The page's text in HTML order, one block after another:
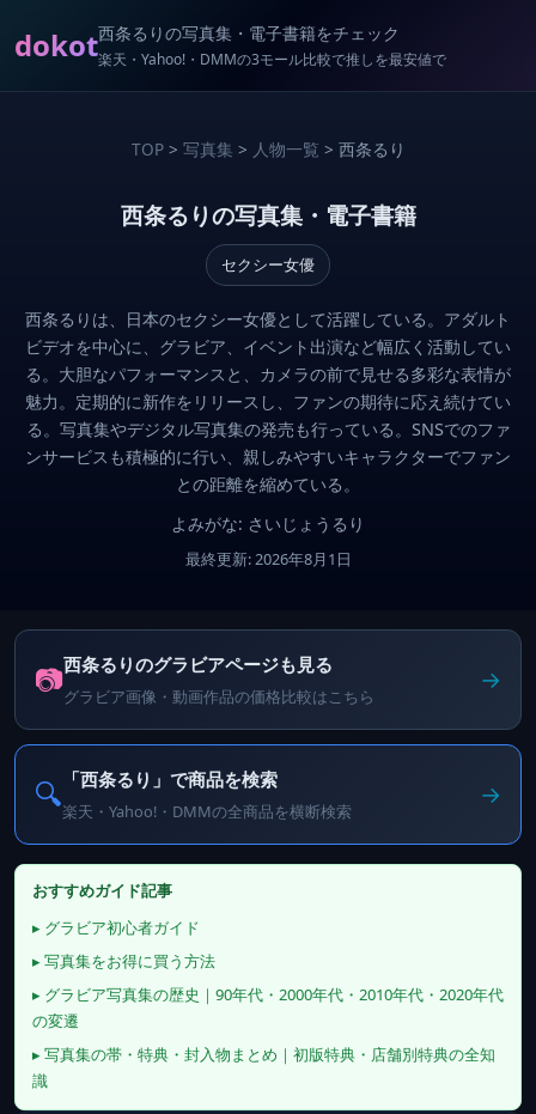
dokot西条るりの写真集・電子書籍をチェック
楽天・Yahoo!・DMMの3モール比較で推しを最安値で
TOP> 写真集 > 人物一覧 > 西条るり
西条るりの写真集・電子書籍
セクシー女優
西条るりは、日本のセクシー女優として活躍している。アダルト
ビデオを中心に、グラビア、イベント出演など幅広く活動してい
る。大胆なパフォーマンスと、カメラの前で見せる多彩な表情が
魅力。定期的に新作をリリースし、ファンの期待に応え続けてい
る。写真集やデジタル写真集の発売も行っている。SNSでのファ
ンサービスも積極的に行い、親しみやすいキャラクターでファン
との距離を縮めている。
よみがな: さいじょうるり
最終更新: 2026年8月1日
📷西条るりのグラビアページも見る
グラビア画像・動画作品の価格比較はこちら
→
🔍 「西条るり」で商品を検索
楽天・Yahoo!・DMMの全商品を横断検索
→
おすすめガイド記事
▸ グラビア初心者ガイド
▸ 写真集をお得に買う方法
▸ グラビア写真集の歴史｜90年代・2000年代・2010年代・2020年代
の変遷
▸ 写真集の帯・特典・封入物まとめ｜初版特典・店舗別特典の全知
識